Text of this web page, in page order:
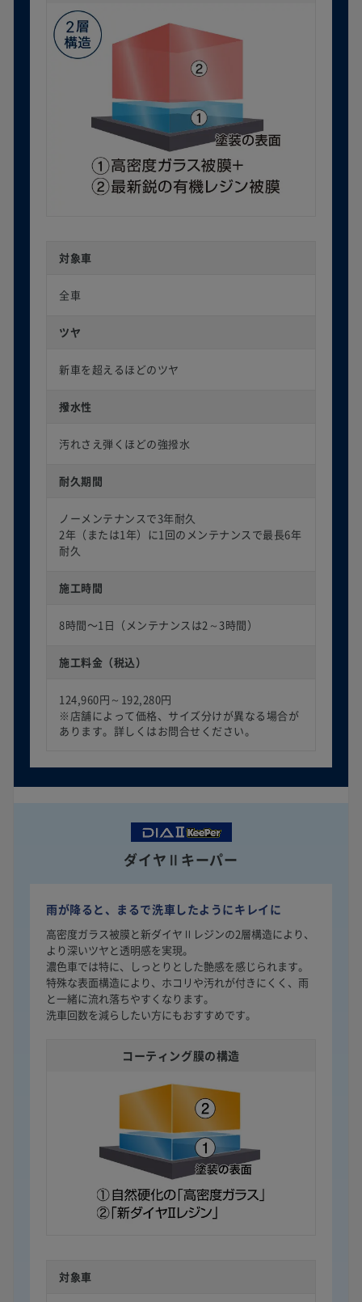
対象車
全車
ツヤ
新車を超えるほどのツヤ
撥水性
汚れさえ弾くほどの強撥水
耐久期間
ノーメンテナンスで3年耐久
2年（または1年）に1回のメンテナンスで最長6年
耐久
施工時間
8時間〜1日（メンテナンスは2～3時間）
施工料金（税込）
124,960円～192,280円
※店舗によって価格、サイズ分けが異なる場合が
あります。詳しくはお問合せください。
ダイヤⅡキーパー
雨が降ると、まるで洗車したようにキレイに
高密度ガラス被膜と新ダイヤⅡレジンの2層構造により、
より深いツヤと透明感を実現。
濃色車では特に、しっとりとした艶感を感じられます。
特殊な表面構造により、ホコリや汚れが付きにくく、雨
と一緒に流れ落ちやすくなります。
洗車回数を減らしたい方にもおすすめです。
コーティング膜の構造
対象車